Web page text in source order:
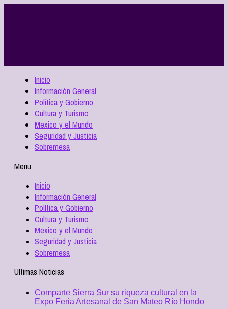
Inicio
Información General
Política y Gobierno
Cultura y Turismo
Mexico y el Mundo
Seguridad y Justicia
Sobremesa
Menu
Inicio
Información General
Política y Gobierno
Cultura y Turismo
Mexico y el Mundo
Seguridad y Justicia
Sobremesa
Ultimas Noticias
Comparte Sierra Sur su riqueza cultural en la
Expo Feria Artesanal de San Mateo Río Hondo